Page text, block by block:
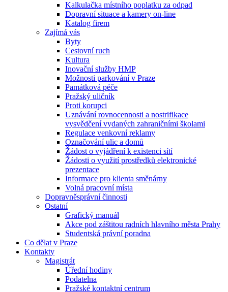
Kalkulačka místního poplatku za odpad
Dopravní situace a kamery on-line
Katalog firem
Zajímá vás
Byty
Cestovní ruch
Kultura
Inovační služby HMP
Možnosti parkování v Praze
Památková péče
Pražský uličník
Proti korupci
Uznávání rovnocennosti a nostrifikace
vysvědčení vydaných zahraničními školami
Regulace venkovní reklamy
Označování ulic a domů
Žádost o vyjádření k existenci sítí
Žádosti o využití prostředků elektronické
prezentace
Informace pro klienta směnárny
Volná pracovní místa
Dopravněsprávní činnosti
Ostatní
Grafický manuál
Akce pod záštitou radních hlavního města Prahy
Studentská právní poradna
Co dělat v Praze
Kontakty
Magistrát
Úřední hodiny
Podatelna
Pražské kontaktní centrum